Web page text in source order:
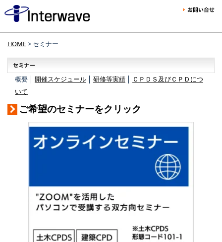
HOME> セミナー
概要 │ 開催スケジュール 研修等実績
ＣＰＤＳ及びＣＰＤにつ
いて
ご希望のセミナーをクリック